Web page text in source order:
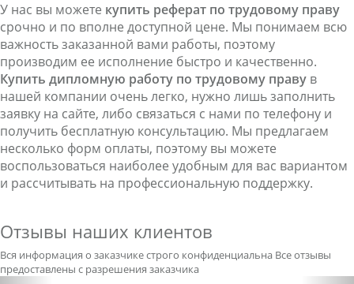
У нас вы можете купить реферат по трудовому праву
срочно и по вполне доступной цене. Мы понимаем всю
важность заказанной вами работы, поэтому
производим ее исполнение быстро и качественно.
Купить дипломную работу по трудовому праву в
нашей компании очень легко, нужно лишь заполнить
заявку на сайте, либо связаться с нами по телефону и
получить бесплатную консультацию. Мы предлагаем
несколько форм оплаты, поэтому вы можете
воспользоваться наиболее удобным для вас вариантом
и рассчитывать на профессиональную поддержку.
Отзывы наших клиентов
Вся информация о заказчике строго конфиденциальна Все отзывы
предоставлены с разрешения заказчика